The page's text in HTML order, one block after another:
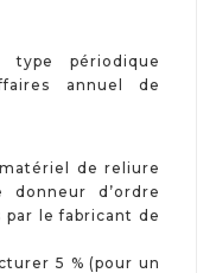
périodique
annuel de
de reliure
d’ordre
le fabricant de
5 % (pour un